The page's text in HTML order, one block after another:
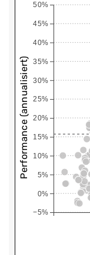
−5%
0%
5%
10%
15%
20%
25%
30%
35%
40%
45%
50%
Performance (annualisiert)